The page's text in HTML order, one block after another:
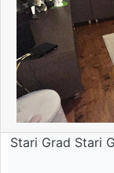
Stari Grad Stari